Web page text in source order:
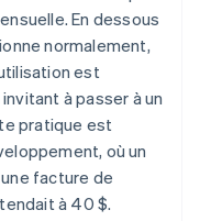
En dessous
normalement,
est
à passer à un
pratique est
où un
facture de
à 40 $.